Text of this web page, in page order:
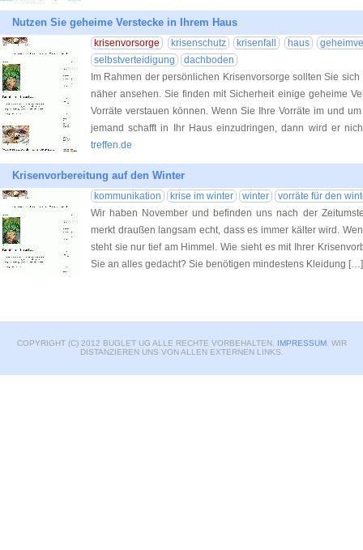
Nutzen Sie geheime Verstecke in Ihrem Haus
krisenvorsorge krisenschutz krisenfall haus
selbstverteidigung
dachboden
Im Rahmen der persönlichen Krisenvorsorge sollten Sie
näher ansehen. Sie finden mit Sicherheit einige geheime
Vorräte verstauen können. Wenn Sie Ihre Vorräte im und
jemand schafft in Ihr Haus einzudringen, dann wird er
treffen.de
Krisenvorbereitung auf den Winter
kommunikation krise im winter winter
vorräte für den
Wir haben November und befinden uns nach der
merkt draußen langsam echt, dass es immer kälter wird.
steht sie nur tief am Himmel. Wie sieht es mit Ihrer
Sie an alles gedacht? Sie benötigen mindestens Kleidung […]
COPYRIGHT (C) 2012 BUGLET UG ALLE RECHTE VORBEHALTEN. IMPRESSUM. WIR
DISTANZIEREN UNS VON ALLEN EXTERNEN LINKS.